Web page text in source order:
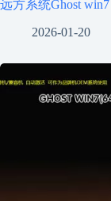
远方系统Ghost
2026-01-20